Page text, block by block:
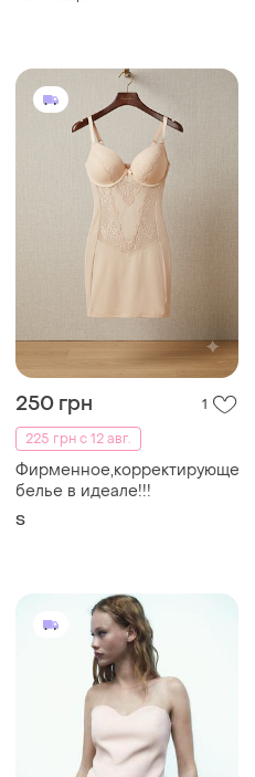
250 грн
1
225 грн с 12 авг.
Фирменное,корректирующее
белье в идеале!!!
S